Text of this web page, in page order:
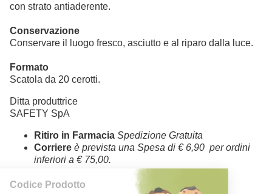
con strato antiaderente.
Conservazione
Conservare il luogo fresco, asciutto e al riparo dalla luce.
Formato
Scatola da 20 cerotti.
Ditta produttrice
SAFETY SpA
Ritiro in Farmacia Spedizione Gratuita
Corriere è prevista una Spesa di € 6,90 per ordini
inferiori a € 75,00.
Codice Prodotto